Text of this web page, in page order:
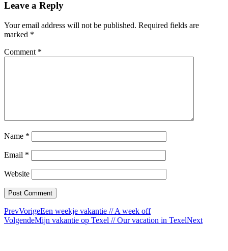
Leave a Reply
Your email address will not be published. Required fields are
marked *
Comment *
Name *
Email *
Website
PrevVorigeEen weekje vakantie // A week off
VolgendeMijn vakantie op Texel // Our vacation in TexelNext